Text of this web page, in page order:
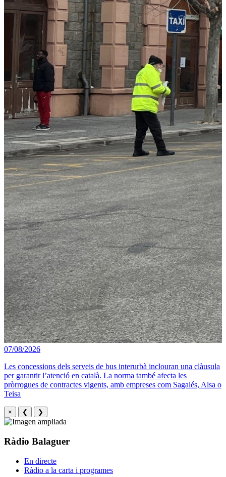
07/08/2026
Les concessions dels serveis de bus interurbà inclouran una clàusula
per garantir l’atenció en català. La norma també afecta les
pròrrogues de contractes vigents, amb empreses com Sagalés, Alsa o
Teisa
× ❮ ❯
Ràdio Balaguer
En directe
Ràdio a la carta i programes